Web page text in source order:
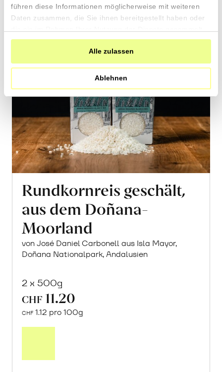
führen diese Informationen möglicherweise mit weiteren
Daten zusammen, die Sie ihnen bereitgestellt haben oder
haben.
Alle zulassen
Ablehnen
Rundkornreis geschält,
aus dem Doñana-
Moorland
von José Daniel Carbonell aus Isla Mayor,
Doñana Nationalpark, Andalusien
2 x 500g
CHF 11.20
CHF 1.12 pro 100g